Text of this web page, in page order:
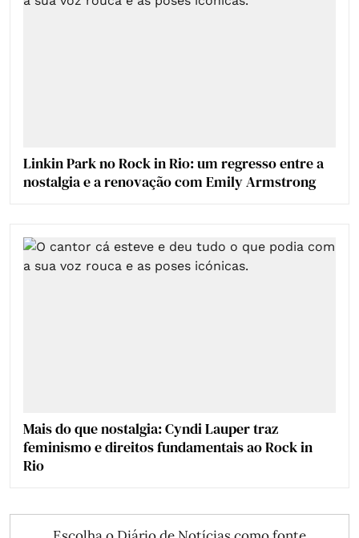
Linkin Park no Rock in Rio: um regresso entre a
nostalgia e a renovação com Emily Armstrong
Mais do que nostalgia: Cyndi Lauper traz
feminismo e direitos fundamentais ao Rock in
Rio